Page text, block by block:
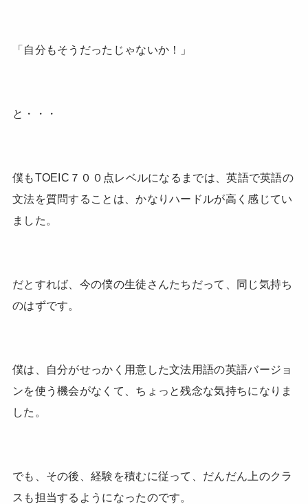
「自分もそうだったじゃないか！」
と・・・
僕もTOEIC７００点レベルになるまでは、英語で英語の
文法を質問することは、かなりハードルが高く感じてい
ました。
だとすれば、今の僕の生徒さんたちだって、同じ気持ち
のはずです。
僕は、自分がせっかく用意した文法用語の英語バージョ
ンを使う機会がなくて、ちょっと残念な気持ちになりま
した。
でも、その後、経験を積むに従って、だんだん上のクラ
スも担当するようになったのです。